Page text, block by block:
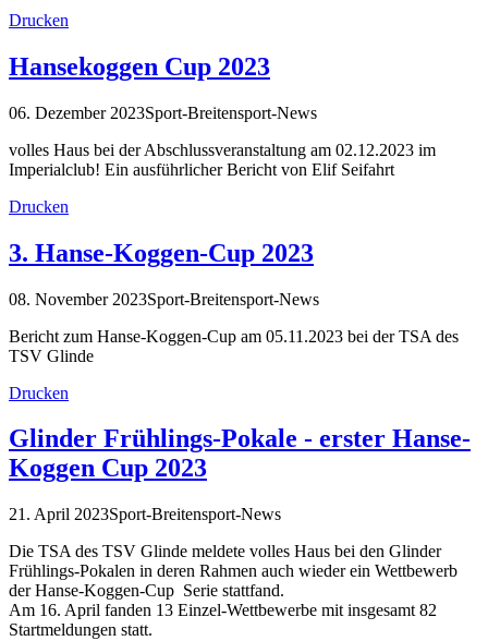
Drucken
Hansekoggen Cup 2023
06. Dezember 2023Sport-Breitensport-News
volles Haus bei der Abschlussveranstaltung am 02.12.2023 im
Imperialclub! Ein ausführlicher Bericht von Elif Seifahrt
Drucken
3. Hanse-Koggen-Cup 2023
08. November 2023Sport-Breitensport-News
Bericht zum Hanse-Koggen-Cup am 05.11.2023 bei der TSA des
TSV Glinde
Drucken
Glinder Frühlings-Pokale - erster Hanse-
Koggen Cup 2023
21. April 2023Sport-Breitensport-News
Die TSA des TSV Glinde meldete volles Haus bei den Glinder
Frühlings-Pokalen in deren Rahmen auch wieder ein Wettbewerb
der Hanse-Koggen-Cup Serie stattfand.
Am 16. April fanden 13 Einzel-Wettbewerbe mit insgesamt 82
Startmeldungen statt.